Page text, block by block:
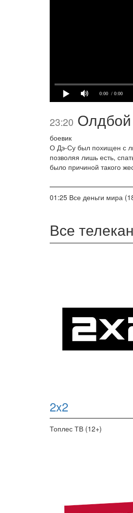
0:00 / 0:00
23:20
боевик
О Дэ-Су был похищен с
позволяя лишь есть,
было причиной такого
01:25 Все деньги мира
Все
2x2
Топлес ТВ (12+)